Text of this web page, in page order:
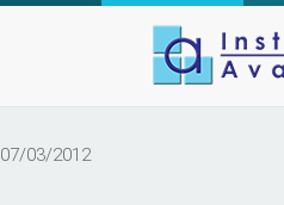
07/03/2012